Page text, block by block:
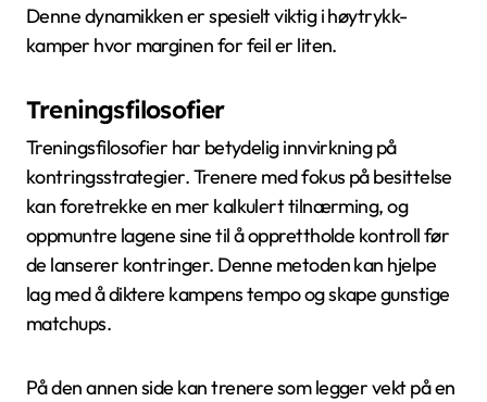
Denne dynamikken er spesielt viktig i høytrykk-
kamper hvor marginen for feil er liten.
Treningsfilosofier
Treningsfilosofier har betydelig innvirkning på
kontringsstrategier. Trenere med fokus på besittelse
kan foretrekke en mer kalkulert tilnærming, og
oppmuntre lagene sine til å opprettholde kontroll før
de lanserer kontringer. Denne metoden kan hjelpe
lag med å diktere kampens tempo og skape gunstige
matchups.
På den annen side kan trenere som legger vekt på en